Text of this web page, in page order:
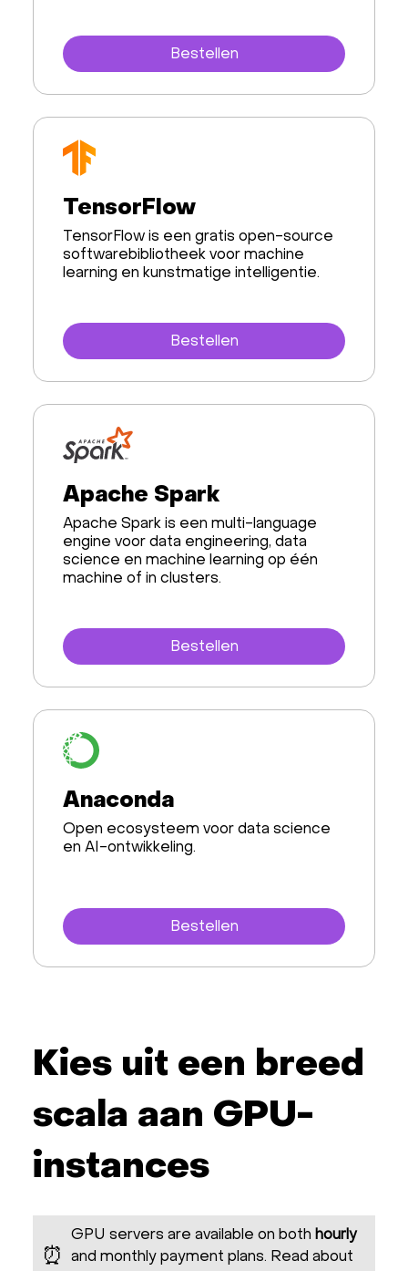
Bestellen
TensorFlow
TensorFlow is een gratis open-source
softwarebibliotheek voor machine
learning en kunstmatige intelligentie.
Bestellen
Apache Spark
Apache Spark is een multi-language
engine voor data engineering, data
science en machine learning op één
machine of in clusters.
Bestellen
Anaconda
Open ecosysteem voor data science
en AI-ontwikkeling.
Bestellen
Kies uit een breed
scala aan GPU-
instances
⏰
GPU servers are available on both hourly
and monthly payment plans. Read about